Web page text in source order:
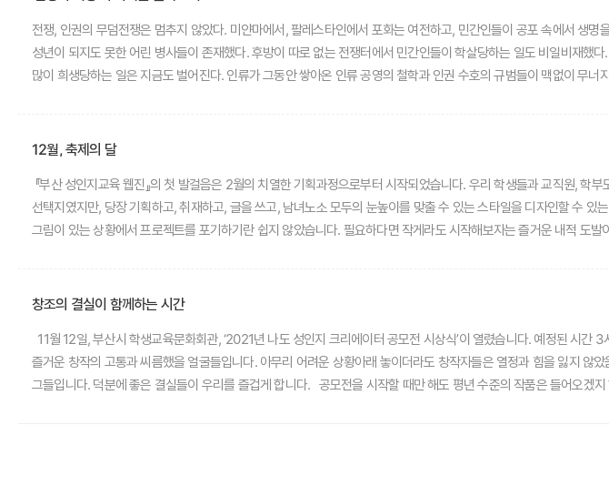
하고 싶은 의지도 있지만 접근법을 알지 못해 고심하는 분들이 많습니다. 학생들의 현실은 학부모의 인식과 크나큰
이런 복잡한 상황 속에서 중심을 잡을 수 있는 유일한 방법은 인간 중심 교육, 인권과 관계, 의사소통에 대한 올바른
인식의 바탕에서 성인지 웹진의 기획을 이어나가고자 합니다. 웹진 외에도, 학부모님들을 위한 프로그램 역시 별도로 기획하여 준비하고 있습니다. 근본적인 성인식의 문제로 접근해야
주어왔습니다. 텔레그램을 통한 불법 성착취 등의 사태는 왜곡된 성인지, 인간관 등을 여과 없이 보여주고 있으며 이
만들어나가며 이러한 현상의 근본적인 문제성을 부각하여 지속적인 교육콘텐츠로써 제공해 나갈 예정이며, 웹진 역
전쟁, 인권의 무덤전쟁은 멈추지 않았다. 미얀마에서, 팔레스타인에서 포화는 여전하고, 민간인들이 공포 속에서 생
성년이 되지도 못한 어린 병사들이 존재했다. 후방이 따로 없는 전쟁터에서 민간인들이 학살당하는 일도 비일비재
많이 희생당하는 일은 지금도 벌어진다. 인류가 그동안 쌓아온 인류 공영의 철학과 인권 수호의 규범들이 맥없이 무
바꾸어 나갈 동력을 전해주는 평범하지만 동시에 비범한 영웅들 역시 그 안에 있다. 여성들의 교육받을 권리를 부정
본질은 그가 스스로 원한 대로 ‘교육받은 인간’으로서의 삶을 살아갈 뿐 아니라 자신의 경험을 세계 젊은이들과 나
인간으로서의 지곤감과 인권을 지키기 위해 노력하는 모든 이들의 안위를 기원한다. 이 책을 그들을 위한 것이다.
12월, 축제의 달
『부산 성인지교육 웹진』의 첫 발걸음은 2월의 치열한 기획과정으로부터 시작되었습니다. 우리 학생들과 교직원,
선택지였지만, 당장 기획하고, 취재하고, 글을 쓰고, 남녀노소 모두의 눈높이를 맞출 수 있는 스타일을 디자인할 수
그림이 있는 상황에서 프로젝트를 포기하기란 쉽지 않았습니다. 필요하다면 작게라도 시작해보자는 즐거운 내적 도발이 웹진 프로젝트를 가능하게 했다고 생각합니
이야기들은 오 히려 무궁무진할지도 모릅니다. 그 이야기들을 담아낼 담담하고 경쾌하고 모두가 쉽게 접근할 수 있는
초심으로, 처음의 마음으로 새로운 출발선 앞에 나선 느낌입니다. 새롭게 시작할 수 있는 한, 여전히 12월은 축제입니
창조의 결실이 함께하는 시간
11월 12일, 부산시 학생교육문화회관, ‘2021년 나도 성인지 크리에이터 공모전 시상식’이 열렸습니다. 예정된 시
즐거운 창작의 고통과 씨름했을 얼굴들입니다. 아무리 어려운 상황아래 놓이더라도 창작자들은 열정과 힘을 잃지
그들입니다. 덕분에 좋은 결실들이 우리를 즐겁게 합니다. 공모전을 시작할 때만 해도 평년 수준의 작품은 들어오겠